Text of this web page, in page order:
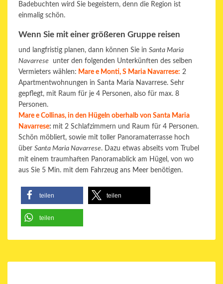
Badebuchten wird Sie begeistern, denn die Region ist
einmalig schön.
Wenn Sie mit einer größeren Gruppe reisen
und langfristig planen, dann können Sie in Santa Maria
Navarrese unter den folgenden Unterkünften des selben
Vermieters wählen: Mare e Monti, S Maria Navarrese: 2
Apartmentwohnungen in Santa Maria Navarrese. Sehr
gepflegt, mit Raum für je 4 Personen, also für max. 8
Personen.
Mare e Collinas, in den Hügeln oberhalb von Santa Maria
Navarrese: mit 2 Schlafzimmern und Raum für 4 Personen.
Schön möbliert, sowie mit toller Panoramaterrasse hoch
über Santa Maria Navarrese. Dazu etwas abseits vom Trubel
mit einem traumhaften Panoramablick am Hügel, von wo
aus Sie 5 Min. mit dem Fahrzeug ans Meer benötigen.
teilen teilen
teilen